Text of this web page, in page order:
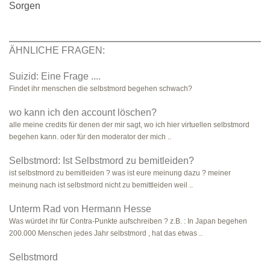
Sorgen
ÄHNLICHE FRAGEN:
Suizid: Eine Frage ....
Findet ihr menschen die selbstmord begehen schwach?
wo kann ich den account löschen?
alle meine credits für denen der mir sagt, wo ich hier virtuellen selbstmord
begehen kann. oder für den moderator der mich ..
Selbstmord: Ist Selbstmord zu bemitleiden?
ist selbstmord zu bemitleiden ? was ist eure meinung dazu ? meiner
meinung nach ist selbstmord nicht zu bemittleiden weil ..
Unterm Rad von Hermann Hesse
Was würdet ihr für Contra-Punkte aufschreiben ? z.B. : In Japan begehen
200.000 Menschen jedes Jahr selbstmord , hat das etwas ..
Selbstmord